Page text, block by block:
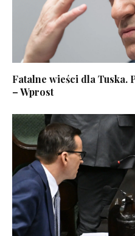
Fatalne wieści dla Tuska.
– Wprost